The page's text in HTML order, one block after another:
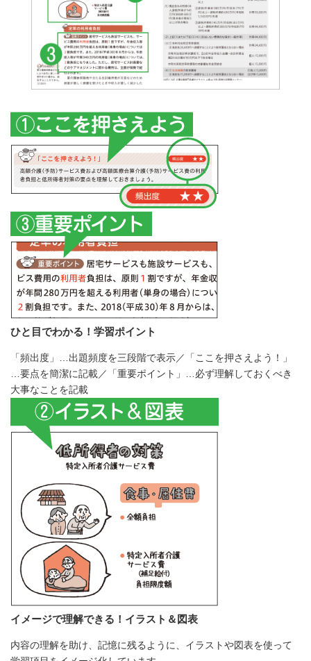
ひと目でわかる！学習ポイント
「頻出度」…出題頻度を三段階で表示／「ここを押さえよう！」
…要点を簡潔に記載／「重要ポイント」…必ず理解しておくべき
大事なことを記載
イメージで理解できる！イラスト＆図表
内容の理解を助け、記憶に残るように、イラストや図表を使って